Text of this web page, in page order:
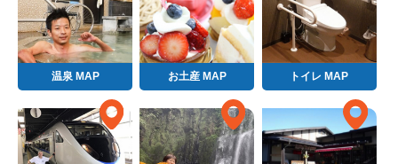
温泉 MAP お土産 MAP トイレ MAP